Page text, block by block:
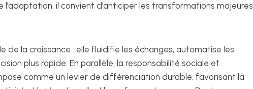
il convient d’anticiper les transformations majeures
de la croissance : elle fluidifie les échanges, automatise les
plus rapide. En parallèle, la responsabilité sociale et
comme un levier de différenciation durable, favorisant la